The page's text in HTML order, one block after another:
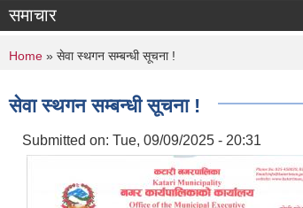
समाचार
You are here
Home » सेवा स्थगन सम्बन्धी सूचना !
सेवा स्थगन सम्बन्धी सूचना !
Submitted on: Tue, 09/09/2025 - 20:31